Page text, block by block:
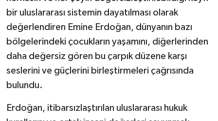
bir uluslararası sistemin dayatılması olarak
değerlendiren Emine Erdoğan, dünyanın bazı
bölgelerindeki çocukların yaşamını, diğerlerinden
daha değersiz gören bu çarpık düzene karşı
seslerini ve güçlerini birleştirmeleri çağrısında
bulundu.
Erdoğan, itibarsızlaştırılan uluslararası hukuk